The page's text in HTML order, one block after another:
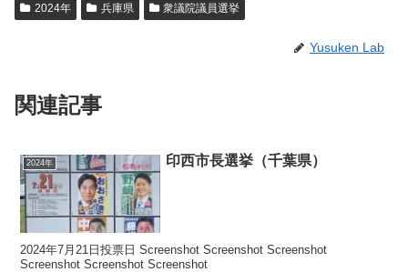
2024年 兵庫県 衆議院議員選挙
Yusuken Lab
関連記事
2024年 印西市長選挙（千葉県）
2024年7月21日投票日 Screenshot Screenshot Screenshot
Screenshot Screenshot Screenshot